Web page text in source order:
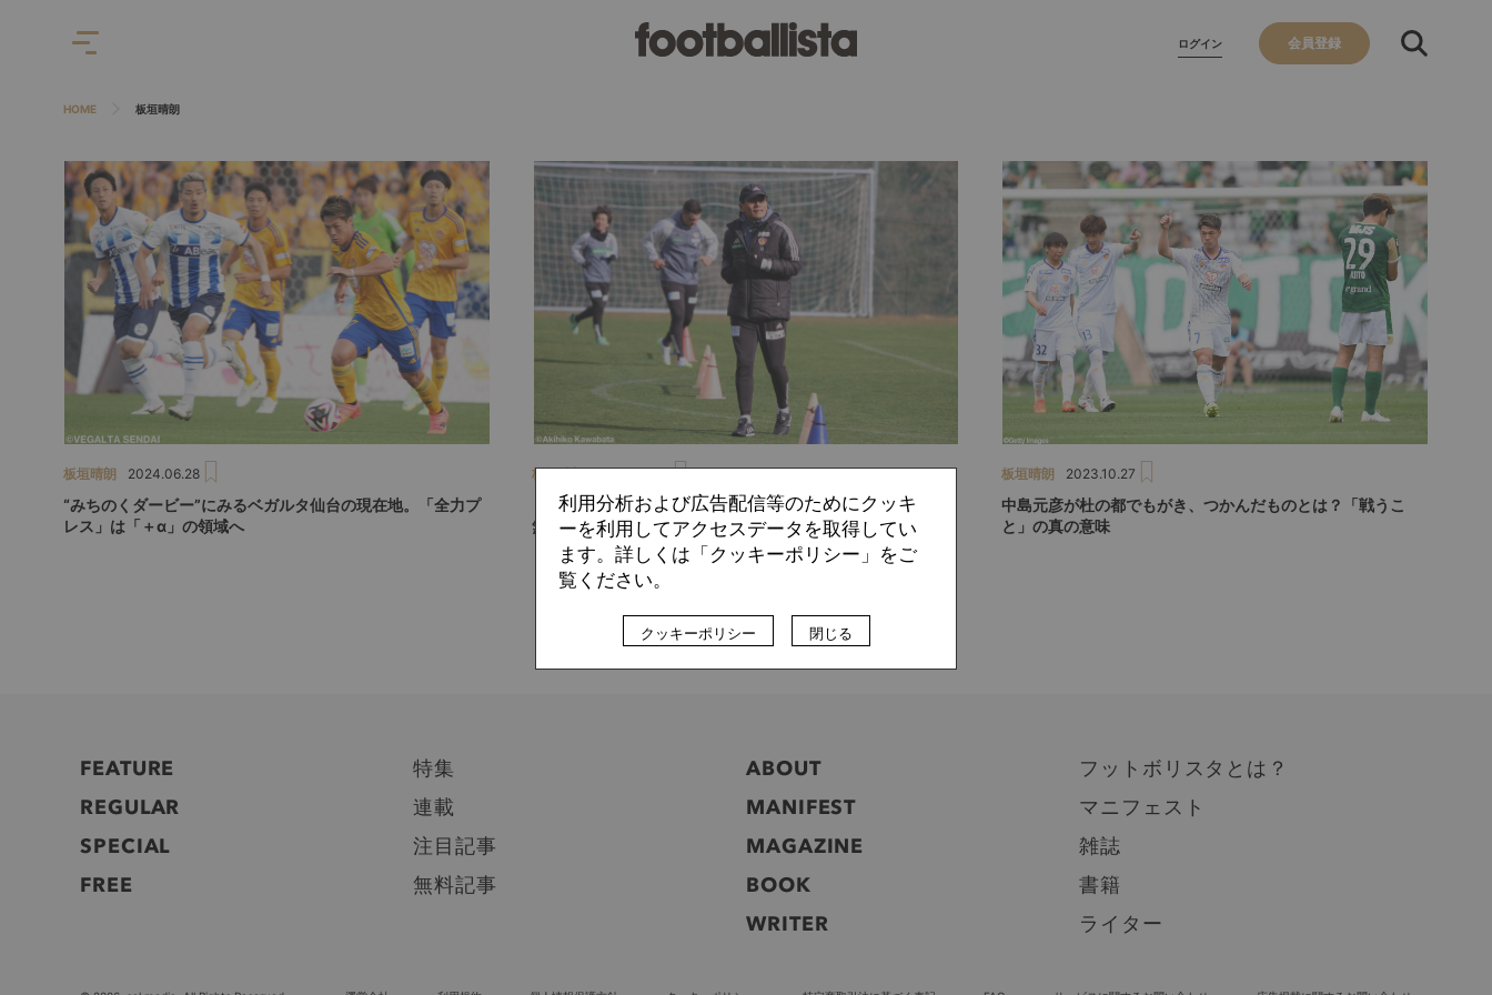
ログイン 会員登録
HOME 板垣晴朗
板垣晴朗 2024.06.28
“みちのくダービー”にみるベガルタ仙台の現在地。「全力プ
レス」は「＋α」の領域へ
板垣晴朗 2024.03.28
「今だ！全力プレスだ！」森山佳郎監督とベガルタ仙台、J2
無敗の理由
板垣晴朗 2023.10.27
中島元彦が杜の都でもがき、つかんだものとは？「戦うこ
と」の真の意味
FEATURE
特集
REGULAR
連載
SPECIAL
注目記事
FREE
無料記事
ABOUT
フットボリスタとは？
MANIFEST
マニフェスト
MAGAZINE
雑誌
BOOK
書籍
WRITER
ライター
利用分析および広告配信等のためにクッキ
ーを利用してアクセスデータを取得してい
ます。詳しくは「クッキーポリシー」をご
覧ください。
クッキーポリシー 閉じる